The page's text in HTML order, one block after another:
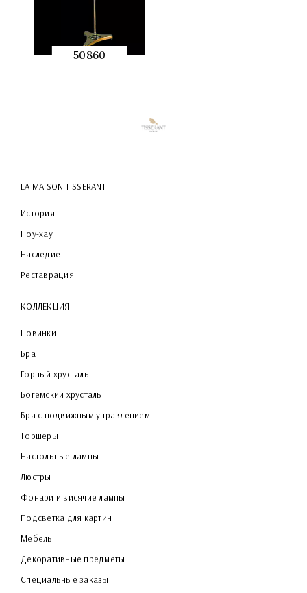
50860
LA MAISON TISSERANT
История
Ноу-хау
Наследие
Реставрация
КОЛЛЕКЦИЯ
Новинки
Бра
Горный хрусталь
Богемский хрусталь
Бра с подвижным управлением
Торшеры
Настольные лампы
Люстры
Фонари и висячие лампы
Подсветка для картин
Мебель
Декоративные предметы
Специальные заказы